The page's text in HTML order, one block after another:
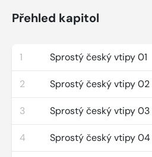
Přehled kapitol
1 Sprostý český vtipy 01
2 Sprostý český vtipy 02
3 Sprostý český vtipy 03
4 Sprostý český vtipy 04